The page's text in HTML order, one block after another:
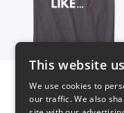
This website
We use cookies to
our traffic. We also